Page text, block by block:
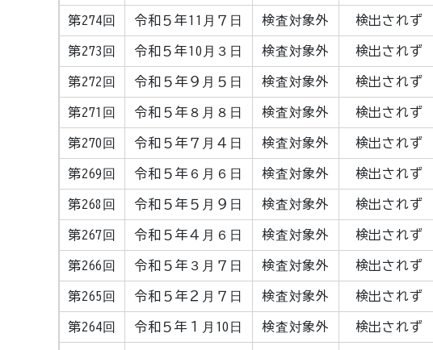
第274回 令和５年11月７日 検査対象外 検出されず
第273回 令和５年10月３日 検査対象外 検出されず
第272回 令和５年９月５日 検査対象外 検出されず
第271回 令和５年８月８日 検査対象外 検出されず
第270回 令和５年７月４日 検査対象外 検出されず
第269回 令和５年６月６日 検査対象外 検出されず
第268回 令和５年５月９日 検査対象外 検出されず
第267回 令和５年４月６日 検査対象外 検出されず
第266回 令和５年３月７日 検査対象外 検出されず
第265回 令和５年２月７日 検査対象外 検出されず
第264回 令和５年１月10日 検査対象外 検出されず